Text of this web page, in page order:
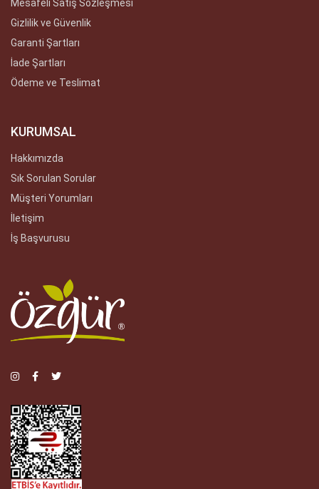
Mesafeli Satış Sözleşmesi
Gizlilik ve Güvenlik
Garanti Şartları
İade Şartları
Ödeme ve Teslimat
KURUMSAL
Hakkımızda
Sık Sorulan Sorular
Müşteri Yorumları
İletişim
İş Başvurusu